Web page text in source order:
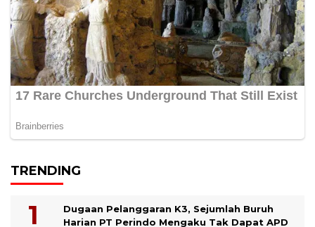
TRENDING
Dugaan Pelanggaran K3, Sejumlah Buruh
Harian PT Perindo Mengaku Tak Dapat APD